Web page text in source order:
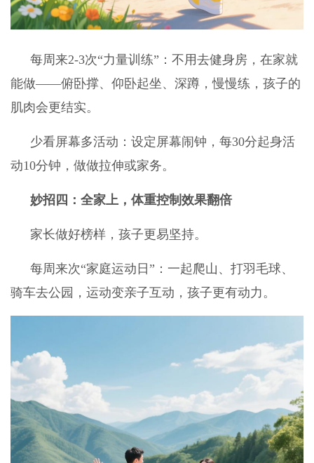
每周来2-3次“力量训练”：不用去健身房，在家就
能做——俯卧撑、仰卧起坐、深蹲，慢慢练，孩子的
肌肉会更结实。
少看屏幕多活动：设定屏幕闹钟，每30分起身活
动10分钟，做做拉伸或家务。
妙招四：全家上，体重控制效果翻倍
家长做好榜样，孩子更易坚持。
每周来次“家庭运动日”：一起爬山、打羽毛球、
骑车去公园，运动变亲子互动，孩子更有动力。